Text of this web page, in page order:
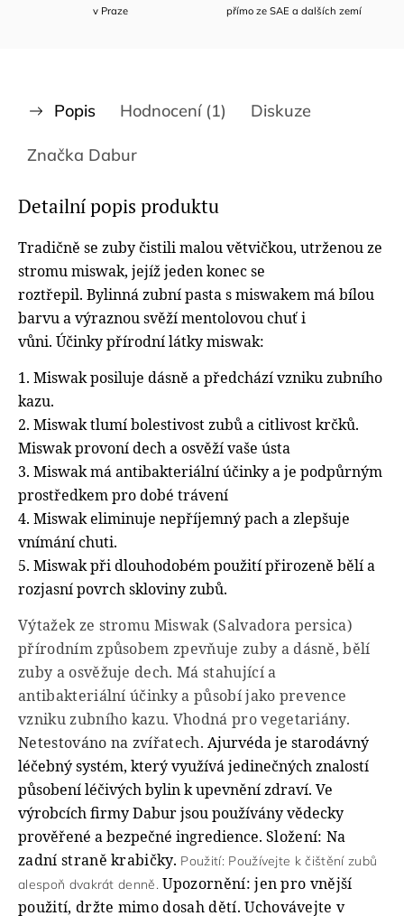
v Praze přímo ze SAE a dalších zemí
Popis Hodnocení (1) Diskuze
Značka Dabur
Detailní popis produktu
Tradičně se zuby čistili malou větvičkou, utrženou ze
stromu miswak, jejíž jeden konec se
roztřepil. Bylinná zubní pasta s miswakem má bílou
barvu a výraznou svěží mentolovou chuť i
vůni. Účinky přírodní látky miswak:
1. Miswak posiluje dásně a předchází vzniku zubního
kazu.
2. Miswak tlumí bolestivost zubů a citlivost krčků.
Miswak provoní dech a osvěží vaše ústa
3. Miswak má antibakteriální účinky a je podpůrným
prostředkem pro dobé trávení
4. Miswak eliminuje nepříjemný pach a zlepšuje
vnímání chuti.
5. Miswak při dlouhodobém použití přirozeně bělí a
rozjasní povrch skloviny zubů.
Výtažek ze stromu Miswak (Salvadora persica)
přírodním způsobem zpevňuje zuby a dásně, bělí
zuby a osvěžuje dech. Má stahující a
antibakteriální účinky a působí jako prevence
vzniku zubního kazu. Vhodná pro vegetariány.
Netestováno na zvířatech.Ajurvéda je starodávný
léčebný systém, který využívá jedinečných znalostí
působení léčivých bylin k upevnění zdraví. Ve
výrobcích firmy Daburjsou používány vědecky
prověřené a bezpečné ingredience. Složení: Na
zadní straně krabičky. Použití:Používejte k čištění zubů
alespoň dvakrát denně. Upozornění: jen pro vnější
použití, držte mimo dosah dětí. Uchovávejte v